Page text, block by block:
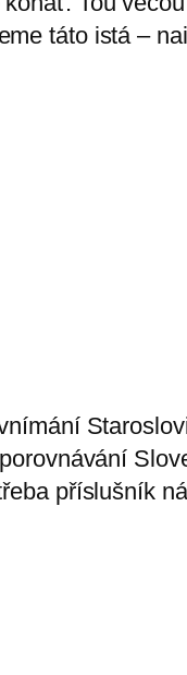
táto istá –
příslušník